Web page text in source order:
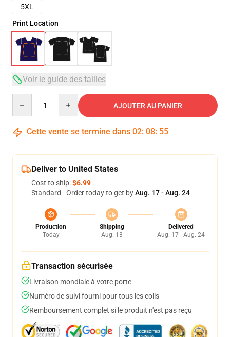
5XL
Print Location
Voir le guide des tailles
AJOUTER AU PANIER
Cette vente se termine dans 02: 08: 54
Deliver to United States
Cost to ship:$6.99
Standard - Order today to get byAug. 17 - Aug. 24
Production
Today
Shipping
Aug. 13
Delivered
Aug. 17 - Aug. 24
Transaction sécurisée
Livraison mondiale à votre porte
Numéro de suivi fourni pour tous les colis
Remboursement complet si le produit n'est pas reçu